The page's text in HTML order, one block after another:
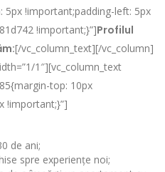
!important;padding-left: 5px
!important;}”]Profilul
[/vc_column_text][/vc_column]
1″][vc_column_text
top: 10px
!important;}”]
de ani;
spre experiențe noi;